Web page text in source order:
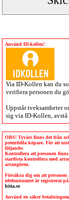
Använd ID-kollen!
Via ID-Kollen kan du
verifiera personen du
Uppstår tveksamheter
sig via ID-Kollen ,
OBS! Tyvärr finns det från
potentiella köpare. För att
följande:
Kontrollera att personen
startlista kontrollera med
arrangören.
Försäkra dig om att
telefonnumret är registrerat
hitta.se
Använd en säker